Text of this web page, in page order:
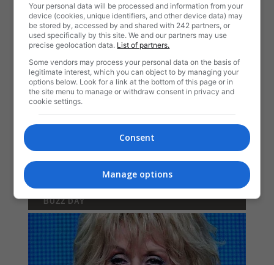
Your personal data will be processed and information from your
device (cookies, unique identifiers, and other device data) may
be stored by, accessed by and shared with 242 partners, or
used specifically by this site. We and our partners may use
precise geolocation data. List of partners.
Some vendors may process your personal data on the basis of
legitimate interest, which you can object to by managing your
options below. Look for a link at the bottom of this page or in
the site menu to manage or withdraw consent in privacy and
cookie settings.
Consent
Manage options